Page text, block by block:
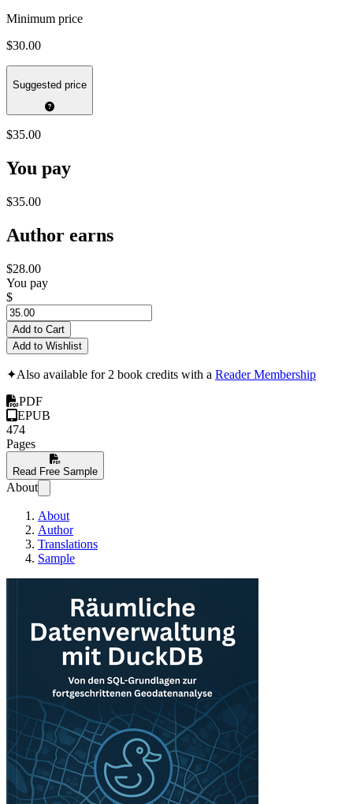
Minimum price
$30.00
Suggested price
$35.00
You pay
$35.00
Author earns
$28.00
You pay
$
Add to Cart
Add to Wishlist
✦Also available for 2 book credits with a Reader Membership
PDF
EPUB
474
Pages
Read Free Sample
About
About
Author
Translations
Sample